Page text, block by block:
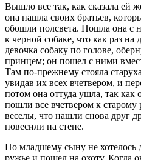
Вышло все так, как сказала ей
она нашла своих братьев,
обошли полсвета. Пошла она с
к черной собаке, что как раз на
девочка собаку по голове,
принцем; он пошел с ними
Там по-прежнему стояла
увидав их всех вчетвером, и
потом она оттуда ушла, так
пошли все вчетвером к
веселы, что нашли снова друг
повесили на стене.
Но младшему сыну не хотелось
ружье и пошел на охоту. Когда